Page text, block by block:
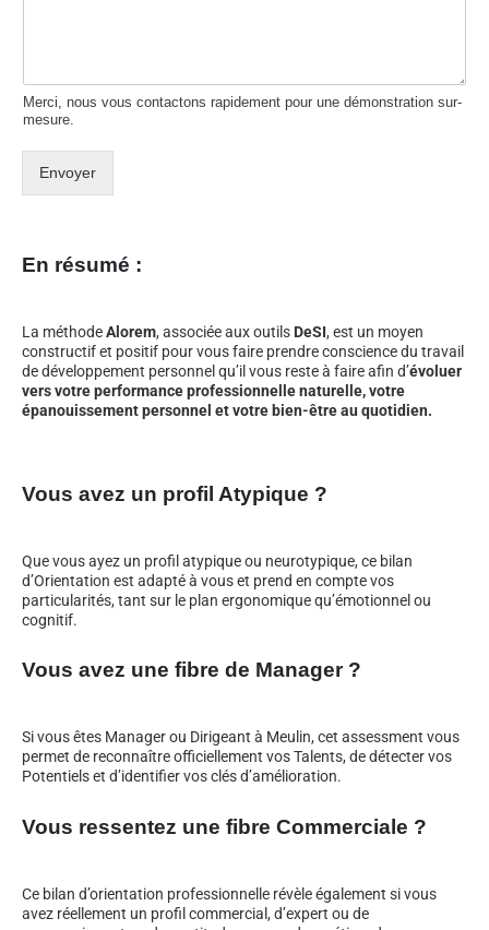
Merci, nous vous contactons rapidement pour une démonstration sur-
mesure.
Envoyer
En résumé :
La méthodeAlorem, associée aux outils DeSI, est un moyen
constructif et positif pour vous faire prendre conscience du travail
de développement personnel qu’il vous reste à faire afin d’évoluer
vers votre performance professionnelle naturelle, votre
épanouissement personnel et votre bien-être au quotidien.
Vous avez un profil Atypique ?
Que vous ayez un profil atypique ou neurotypique, ce bilan
d’Orientation est adapté à vous et prend en compte vos
particularités, tant sur le plan ergonomique qu’émotionnel ou
cognitif.
Vous avez une fibre de Manager ?
Si vous êtes Manager ou Dirigeant à Meulin, cet assessment vous
permet de reconnaître officiellement vos Talents, de détecter vos
Potentiels et d’identifier vos clés d’amélioration.
Vous ressentez une fibre Commerciale ?
Ce bilan d’orientation professionnelle révèle également si vous
avez réellement un profil commercial, d’expert ou de